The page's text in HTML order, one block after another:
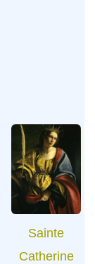
Sainte
Catherine